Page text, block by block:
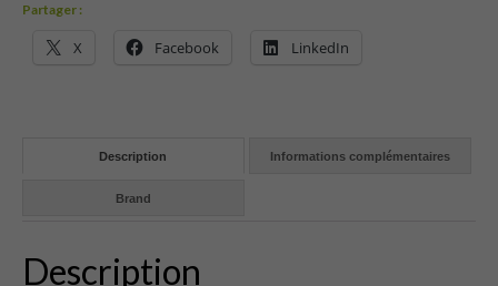
Partager :
X Facebook LinkedIn
Description Informations complémentaires
Brand
Description